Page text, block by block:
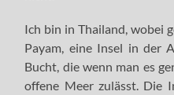
Ich bin in Thailand, wobei
Payam, eine Insel in der
Bucht, die wenn man es
offene Meer zulässt. Die